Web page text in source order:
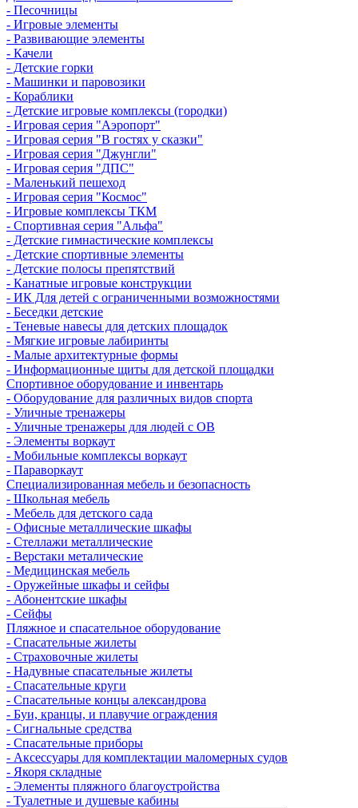
- Песочницы
- Игровые элементы
- Развивающие элементы
- Качели
- Детские горки
- Машинки и паровозики
- Кораблики
- Детские игровые комплексы (городки)
- Игровая серия "Аэропорт"
- Игровая серия "В гостях у сказки"
- Игровая серия "Джунгли"
- Игровая серия "ДПС"
- Маленький пешеход
- Игровая серия "Космос"
- Игровые комплексы ТКМ
- Спортивная серия "Альфа"
- Детские гимнастические комплексы
- Детские спортивные элементы
- Детские полосы препятствий
- Канатные игровые конструкции
- ИК Для детей с ограниченными возможностями
- Беседки детские
- Теневые навесы для детских площадок
- Мягкие игровые лабиринты
- Малые архитектурные формы
- Информационные щиты для детской площадки
Спортивное оборудование и инвентарь
- Оборудование для различных видов спорта
- Уличные тренажеры
- Уличные тренажеры для людей с ОВ
- Элементы воркаут
- Мобильные комплексы воркаут
- Параворкаут
Cпециализированная мебель и безопасность
- Школьная мебель
- Мебель для детского сада
- Офисные металлические шкафы
- Стеллажи металлические
- Верстаки металические
- Медицинская мебель
- Оружейные шкафы и сейфы
- Абонентские шкафы
- Сейфы
Пляжное и спасательное оборудование
- Спасательные жилеты
- Страховочные жилеты
- Надувные спасательные жилеты
- Спасательные круги
- Спасательные концы александрова
- Буи, кранцы, и плавучие ограждения
- Сигнальные средства
- Спасательные приборы
- Аксессуары для комплектации маломерных судов
- Якоря складные
- Элементы пляжного благоустройства
- Туалетные и душевые кабины